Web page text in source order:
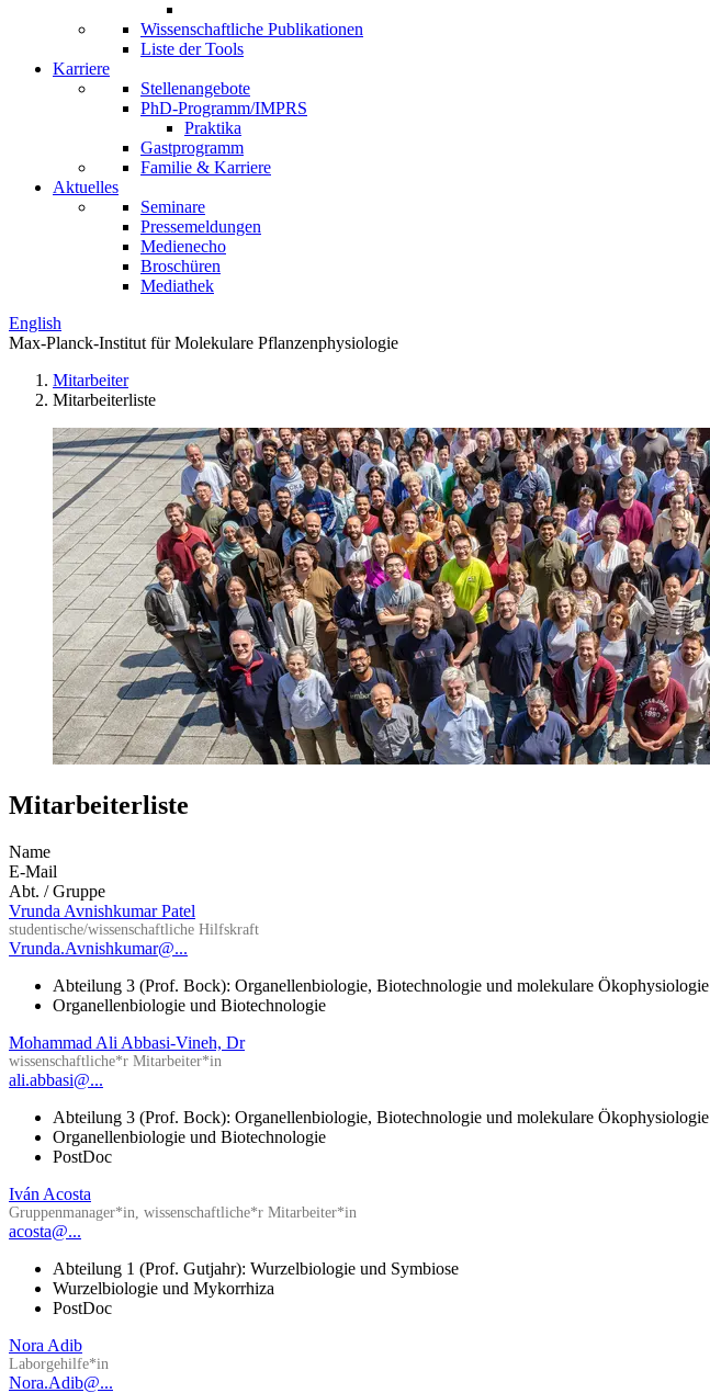
Wissenschaftliche Publikationen
Liste der Tools
Karriere
Stellenangebote
PhD-Programm/IMPRS
Praktika
Gastprogramm
Familie & Karriere
Aktuelles
Seminare
Pressemeldungen
Medienecho
Broschüren
Mediathek
English
Max-Planck-Institut für Molekulare Pflanzenphysiologie
Mitarbeiter
Mitarbeiterliste
Mitarbeiterliste
Name
E-Mail
Abt. / Gruppe
Vrunda Avnishkumar Patel
studentische/wissenschaftliche Hilfskraft
Vrunda.Avnishkumar@...
Abteilung 3 (Prof. Bock): Organellenbiologie, Biotechnologie und molekulare Ökophysiologie
Organellenbiologie und Biotechnologie
Mohammad Ali Abbasi-Vineh, Dr
wissenschaftliche*r Mitarbeiter*in
ali.abbasi@...
Abteilung 3 (Prof. Bock): Organellenbiologie, Biotechnologie und molekulare Ökophysiologie
Organellenbiologie und Biotechnologie
PostDoc
Iván Acosta
Gruppenmanager*in, wissenschaftliche*r Mitarbeiter*in
acosta@...
Abteilung 1 (Prof. Gutjahr): Wurzelbiologie und Symbiose
Wurzelbiologie und Mykorrhiza
PostDoc
Nora Adib
Laborgehilfe*in
Nora.Adib@...